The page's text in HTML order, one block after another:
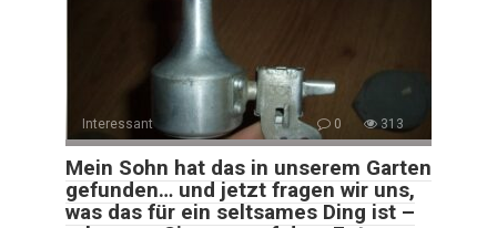
Interessant 0 313
Mein Sohn hat das in unserem Garten
gefunden… und jetzt fragen wir uns,
was das für ein seltsames Ding ist –